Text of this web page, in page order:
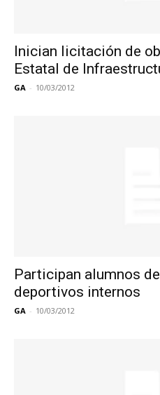
Inician licitación de
Estatal de
GA - 10/03/2012
Participan alumnos
deportivos internos
GA - 10/03/2012